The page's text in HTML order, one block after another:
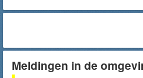
Meldingen in de